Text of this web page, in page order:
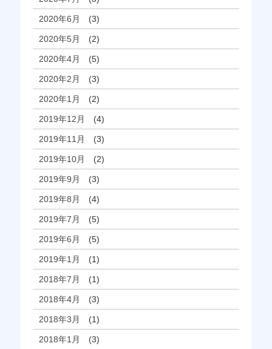
2020年6月 (3)
2020年5月 (2)
2020年4月 (5)
2020年2月 (3)
2020年1月 (2)
2019年12月 (4)
2019年11月 (3)
2019年10月 (2)
2019年9月 (3)
2019年8月 (4)
2019年7月 (5)
2019年6月 (5)
2019年1月 (1)
2018年7月 (1)
2018年4月 (3)
2018年3月 (1)
2018年1月 (3)